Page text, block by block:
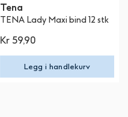
Tena
TENA Lady Maxi bind 12 stk
Kr 59,90
Legg i handlekurv